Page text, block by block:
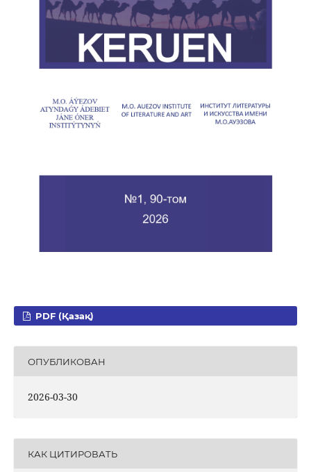
PDF (Қазақ)
ОПУБЛИКОВАН
2026-03-30
КАК ЦИТИРОВАТЬ